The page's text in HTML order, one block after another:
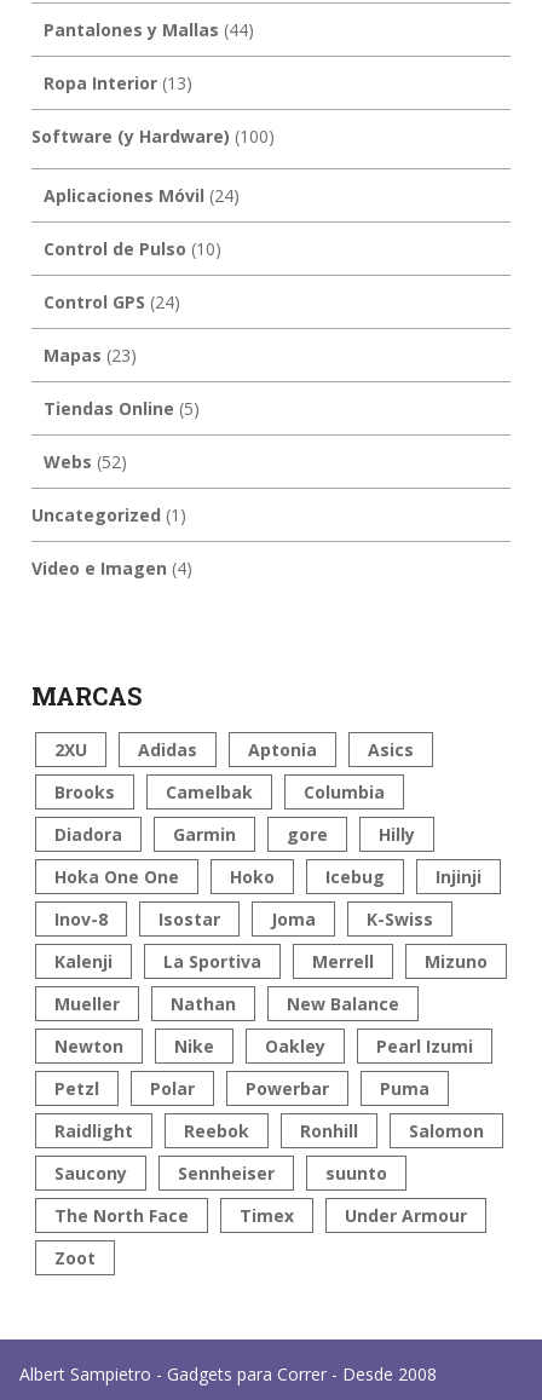
Pantalones y Mallas (44)
Ropa Interior(13)
Software (y Hardware) (100)
Aplicaciones Móvil (24)
Control de Pulso (10)
Control GPS (24)
Mapas (23)
Tiendas Online (5)
Webs (52)
Uncategorized (1)
Video e Imagen (4)
MARCAS
2XU Adidas Aptonia
Asics
Brooks
Camelbak
Columbia
Diadora
Garmin gore
Hilly
Hoka One One
Hoko Icebug
Injinji
Inov-8
Isostar Joma
K-Swiss
Kalenji
La Sportiva Merrell
Mizuno
Mueller
Nathan
New Balance
Newton
Nike Oakley
Pearl Izumi
Petzl
Polar Powerbar
Puma
Raidlight
Reebok Ronhill
Salomon
Saucony
Sennheiser
suunto
The North Face
Timex
Under Armour
Zoot
Albert Sampietro - Gadgets para Correr - Desde 2008